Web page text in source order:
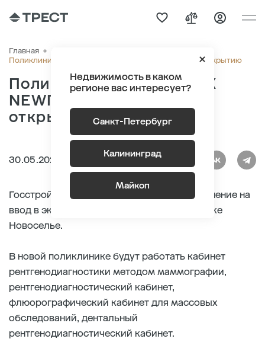
Недвижимость в каком
регионе вас интересует?
Санкт-Петербург
Калининград
Майкоп
Главная
Поликлиника рядом с ЖК NEWПИТЕР готовится к открытию
Поликлиника рядом с ЖК
NEWПИТЕР готовится к
открытию
30.05.2024
Госстройнадзор Ленобласти выдал разрешение на
ввод в эксплуатацию поликлиники в посёлке
Новоселье.
В новой поликлинике будут работать кабинет
рентгенодиагностики методом маммографии,
рентгенодиагностический кабинет,
флюорографический кабинет для массовых
обследований, дентальный
рентгенодиагностический кабинет.